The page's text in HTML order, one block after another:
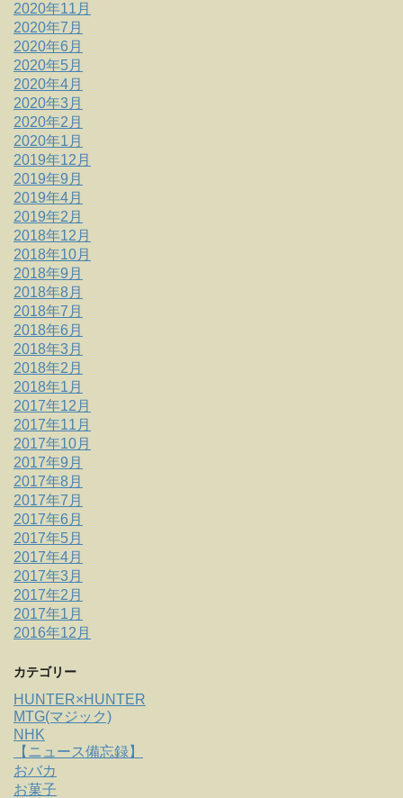
2020年11月
2020年7月
2020年6月
2020年5月
2020年4月
2020年3月
2020年2月
2020年1月
2019年12月
2019年9月
2019年4月
2019年2月
2018年12月
2018年10月
2018年9月
2018年8月
2018年7月
2018年6月
2018年3月
2018年2月
2018年1月
2017年12月
2017年11月
2017年10月
2017年9月
2017年8月
2017年7月
2017年6月
2017年5月
2017年4月
2017年3月
2017年2月
2017年1月
2016年12月
カテゴリー
HUNTER×HUNTER
MTG(マジック)
NHK
【ニュース備忘録】
おバカ
お菓子